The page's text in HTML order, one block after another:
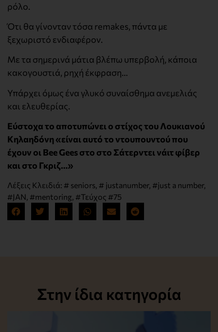
ρόλο.
Ότι θα γίνονταν τόσα remakes, πάντα με
ξεχωριστό ενδιαφέρον.
Με τα σημερινά μάτια βλέπω υπερβολή, κάποια
κακογουστιά, ρηχή έκφραση…
Υπάρχει όμως ένα γλυκό συναίσθημα ανεμελιάς
και ελευθερίας.
Εύστοχα το αποτυπώνει ο στίχος του Λουκιανού
Κηλαηδόνη «είναι αυτό το ντουπουντού που
έχουν οι Bee Gees στο στο Σάτερντει νάιτ φίβερ
και στο Γκριζ…»
Λέξεις Κλειδιά: # seniors # justanumber, #just a number,
#JAN #mentoring #Τεύχος #75
Στην ίδια κατηγορία